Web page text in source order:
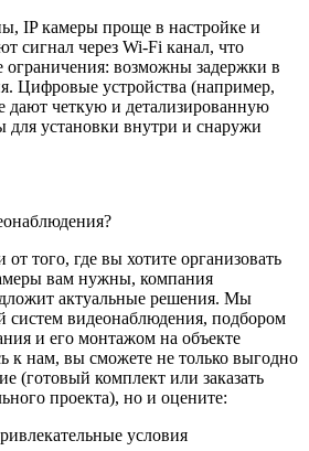
камеры проще в настройке и
сигнал через Wi-Fi канал, что
ограничения: возможны задержки в
Цифровые устройства (например,
дают четкую и детализированную
для установки внутри и снаружи
где вы хотите организовать
вам нужны, компания
актуальные решения. Мы
систем видеонаблюдения, подбором
и его монтажом на объекте
к нам, вы сможете не только выгодно
(готовый комплект или заказать
проекта), но и оцените:
условия